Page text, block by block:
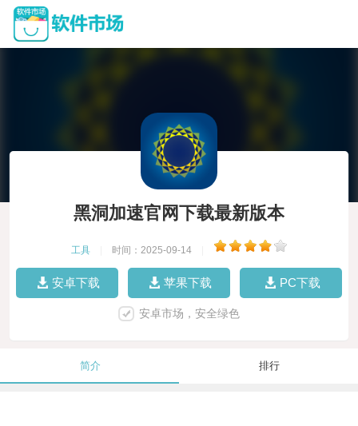
黑洞加速官网下载最新版本
工具 时间：2025-09-14
安卓下载 苹果下载 PC下载
安卓市场，安全绿色
简介 排行